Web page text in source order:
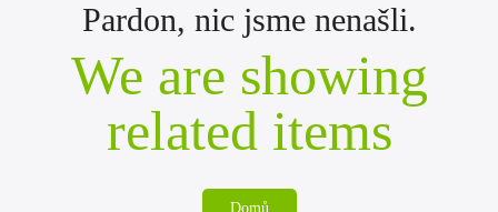
Pardon, nic jsme nenašli.
We are showing
related items
Domů